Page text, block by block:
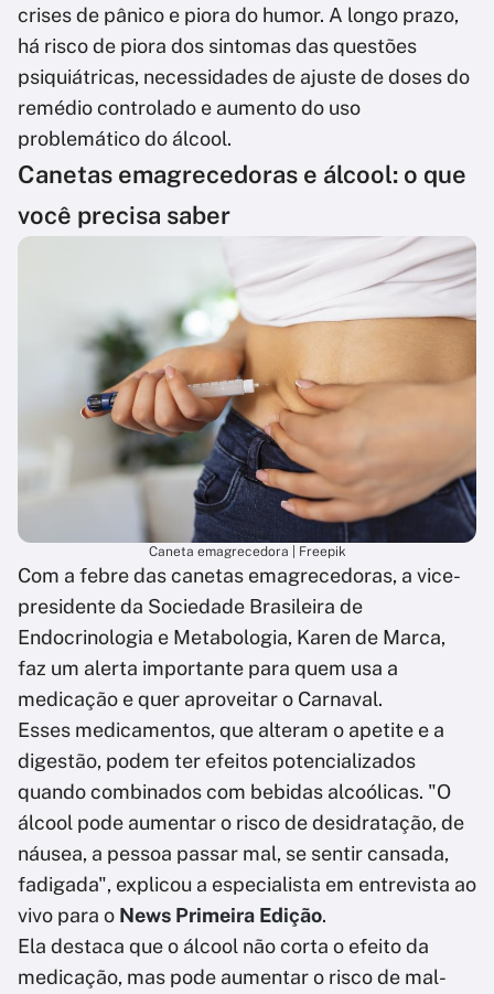
crises de pânico e piora do humor. A longo prazo,
há risco de piora dos sintomas das questões
psiquiátricas, necessidades de ajuste de doses do
remédio controlado e aumento do uso
problemático do álcool.
Canetas emagrecedoras e álcool: o que
você precisa saber
Caneta emagrecedora | Freepik
Com a febre das canetas emagrecedoras, a vice-
presidente da Sociedade Brasileira de
Endocrinologia e Metabologia, Karen de Marca,
faz um alerta importante para quem usa a
medicação e quer aproveitar o Carnaval.
Esses medicamentos, que alteram o apetite e a
digestão, podem ter efeitos potencializados
quando combinados com bebidas alcoólicas. "O
álcool pode aumentar o risco de desidratação, de
náusea, a pessoa passar mal, se sentir cansada,
fadigada", explicou a especialista em entrevista ao
vivo para o News Primeira Edição.
Ela destaca que o álcool não corta o efeito da
medicação, mas pode aumentar o risco de mal-